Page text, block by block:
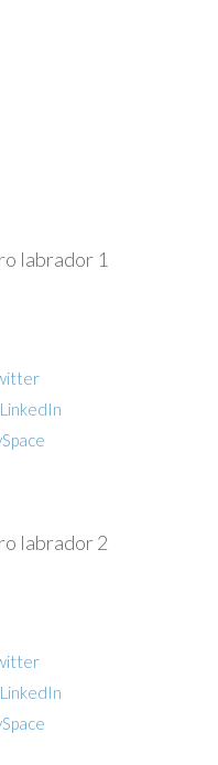
labrador 1
labrador 2